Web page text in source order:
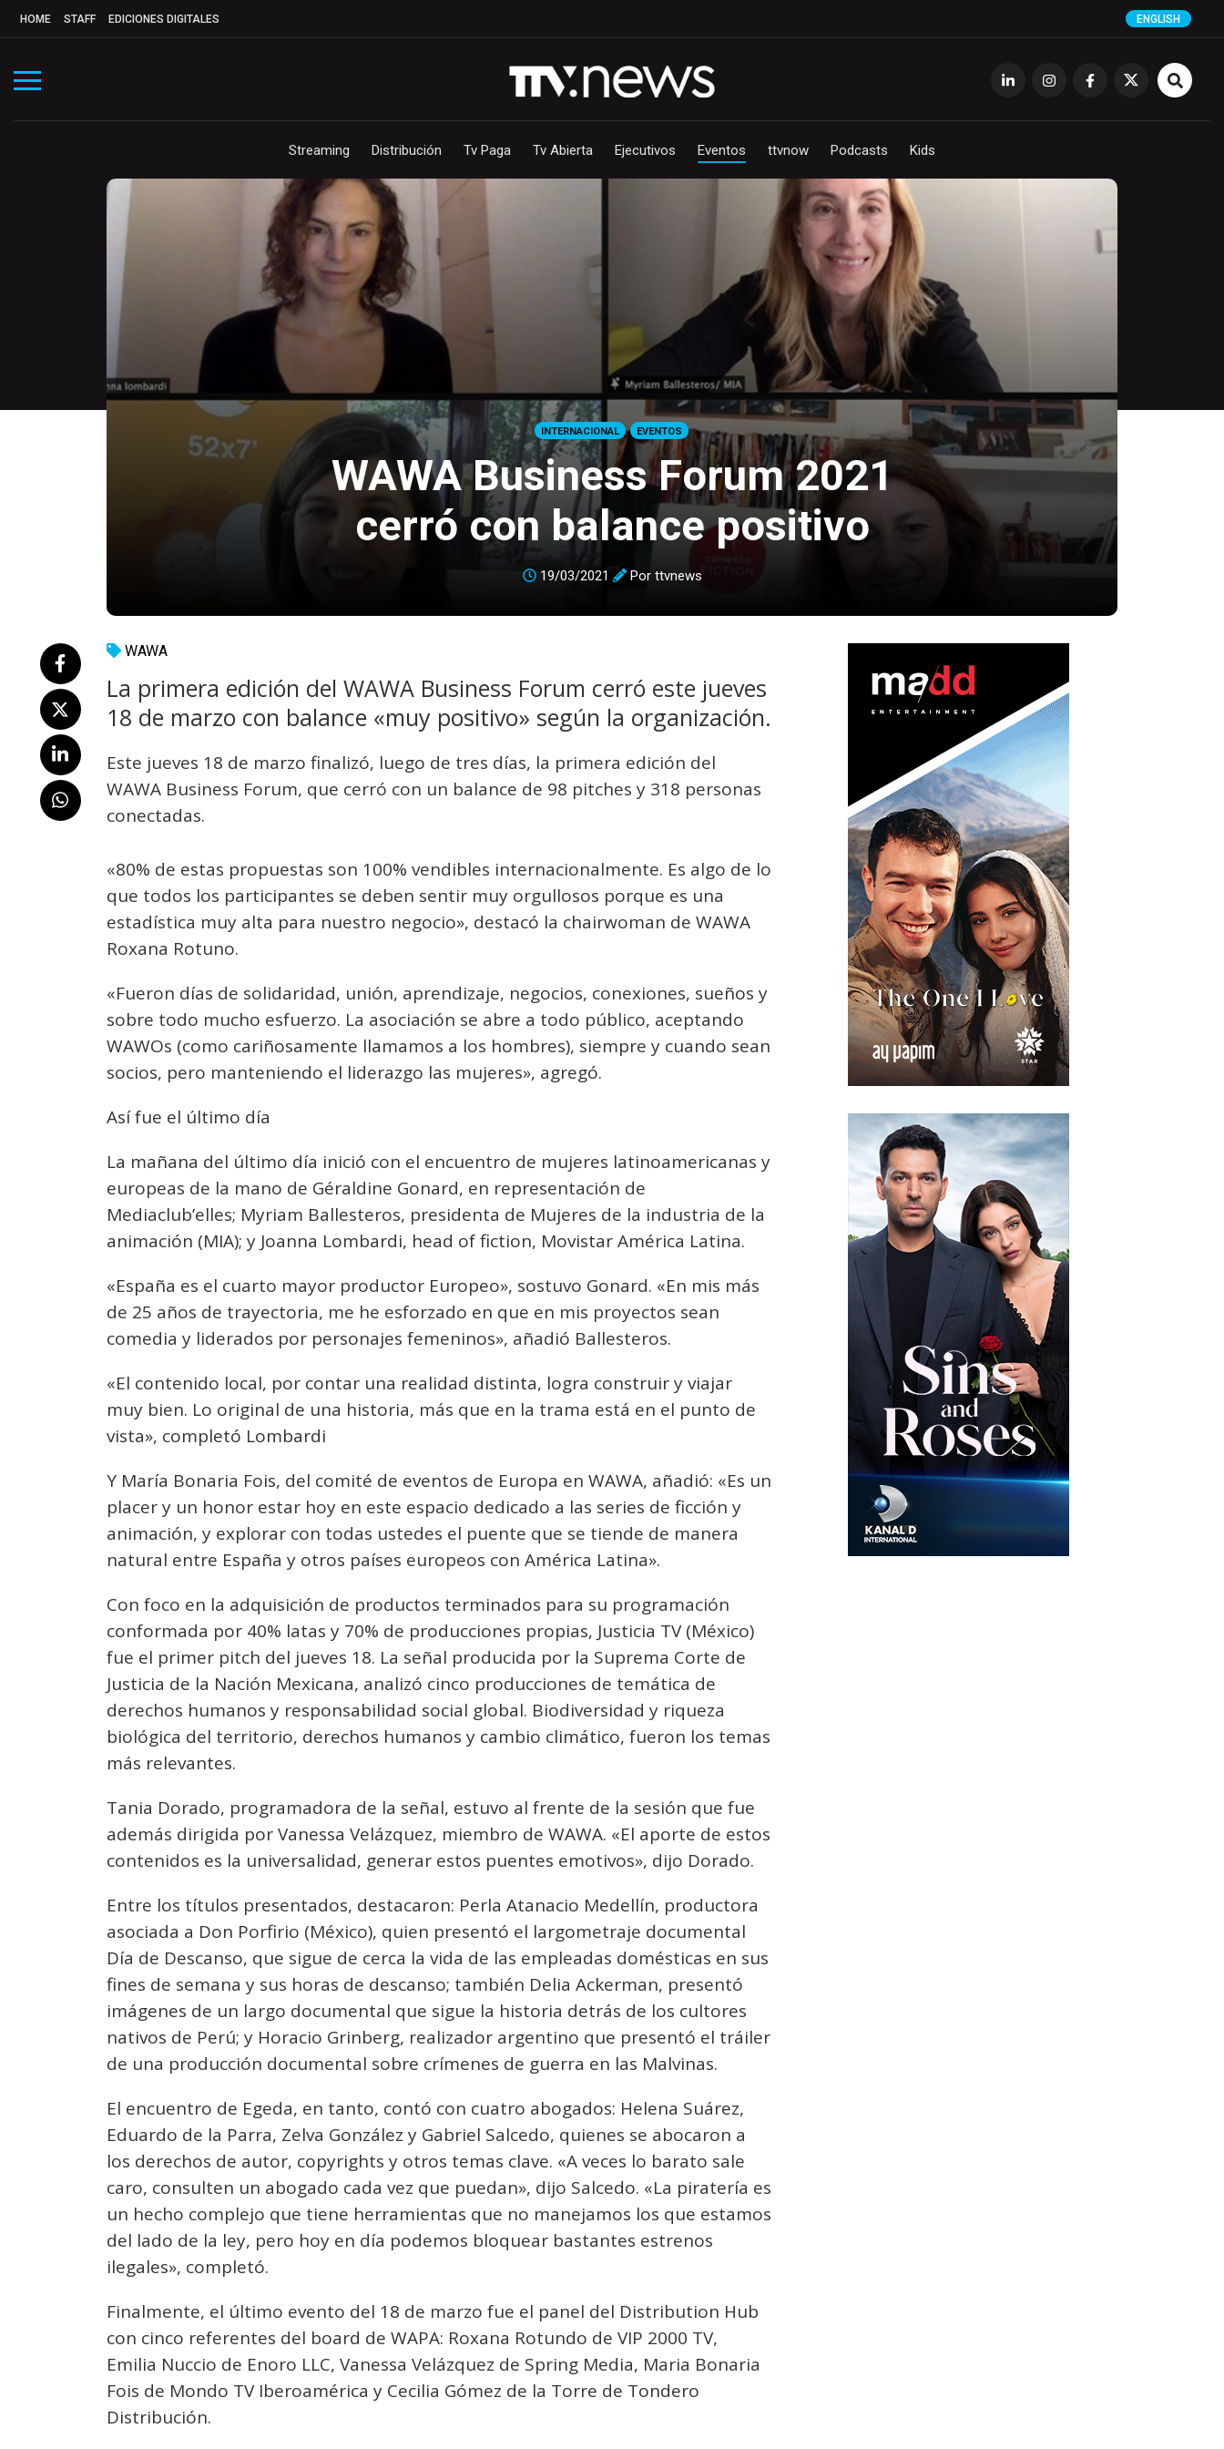
HOME STAFF EDICIONES DIGITALES ENGLISH
Streaming Distribución Tv Paga Tv Abierta Ejecutivos Eventos ttvnow Podcasts Kids
INTERNACIONAL EVENTOS
WAWA Business Forum 2021
cerró con balance positivo
19/03/2021 Por ttvnews
WAWA
La primera edición del WAWA Business Forum cerró este jueves
18 de marzo con balance «muy positivo» según la organización.
Este jueves 18 de marzo finalizó, luego de tres días, la primera edición del
WAWA Business Forum, que cerró con un balance de 98 pitches y 318 personas
conectadas.
«80% de estas propuestas son 100% vendibles internacionalmente. Es algo de lo
que todos los participantes se deben sentir muy orgullosos porque es una
estadística muy alta para nuestro negocio», destacó la chairwoman de WAWA
Roxana Rotuno.
«Fueron días de solidaridad, unión, aprendizaje, negocios, conexiones, sueños y
sobre todo mucho esfuerzo. La asociación se abre a todo público, aceptando
WAWOs (como cariñosamente llamamos a los hombres), siempre y cuando sean
socios, pero manteniendo el liderazgo las mujeres», agregó.
Así fue el último día
La mañana del último día inició con el encuentro de mujeres latinoamericanas y
europeas de la mano de Géraldine Gonard, en representación de
Mediaclub’elles; Myriam Ballesteros, presidenta de Mujeres de la industria de la
animación (MIA); y Joanna Lombardi, head of fiction, Movistar América Latina.
«España es el cuarto mayor productor Europeo», sostuvo Gonard. «En mis más
de 25 años de trayectoria, me he esforzado en que en mis proyectos sean
comedia y liderados por personajes femeninos», añadió Ballesteros.
«El contenido local, por contar una realidad distinta, logra construir y viajar
muy bien. Lo original de una historia, más que en la trama está en el punto de
vista», completó Lombardi
Y María Bonaria Fois, del comité de eventos de Europa en WAWA, añadió: «Es un
placer y un honor estar hoy en este espacio dedicado a las series de ficción y
animación, y explorar con todas ustedes el puente que se tiende de manera
natural entre España y otros países europeos con América Latina».
Con foco en la adquisición de productos terminados para su programación
conformada por 40% latas y 70% de producciones propias, Justicia TV (México)
fue el primer pitch del jueves 18. La señal producida por la Suprema Corte de
Justicia de la Nación Mexicana, analizó cinco producciones de temática de
derechos humanos y responsabilidad social global. Biodiversidad y riqueza
biológica del territorio, derechos humanos y cambio climático, fueron los temas
más relevantes.
Tania Dorado, programadora de la señal, estuvo al frente de la sesión que fue
además dirigida por Vanessa Velázquez, miembro de WAWA. «El aporte de estos
contenidos es la universalidad, generar estos puentes emotivos», dijo Dorado.
Entre los títulos presentados, destacaron: Perla Atanacio Medellín, productora
asociada a Don Porfirio (México), quien presentó el largometraje documental
Día de Descanso, que sigue de cerca la vida de las empleadas domésticas en sus
fines de semana y sus horas de descanso; también Delia Ackerman, presentó
imágenes de un largo documental que sigue la historia detrás de los cultores
nativos de Perú; y Horacio Grinberg, realizador argentino que presentó el tráiler
de una producción documental sobre crímenes de guerra en las Malvinas.
El encuentro de Egeda, en tanto, contó con cuatro abogados: Helena Suárez,
Eduardo de la Parra, Zelva González y Gabriel Salcedo, quienes se abocaron a
los derechos de autor, copyrights y otros temas clave. «A veces lo barato sale
caro, consulten un abogado cada vez que puedan», dijo Salcedo. «La piratería es
un hecho complejo que tiene herramientas que no manejamos los que estamos
del lado de la ley, pero hoy en día podemos bloquear bastantes estrenos
ilegales», completó.
Finalmente, el último evento del 18 de marzo fue el panel del Distribution Hub
con cinco referentes del board de WAPA: Roxana Rotundo de VIP 2000 TV,
Emilia Nuccio de Enoro LLC, Vanessa Velázquez de Spring Media, Maria Bonaria
Fois de Mondo TV Iberoamérica y Cecilia Gómez de la Torre de Tondero
Distribución.